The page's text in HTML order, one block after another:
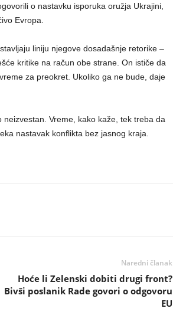
o nastavku isporuka oružja Ukrajini,
Evropa.
liniju njegove dosadašnje retorike –
kritike na račun obe strane. On ističe da
za preokret. Ukoliko ga ne bude, daje
Vreme, kako kaže, tek treba da
nastavak konflikta bez jasnog kraja.
Naredni članak
Hoće li Zelenski dobiti drugi front?
Bivši poslanik Rade govori o odgovoru
EU